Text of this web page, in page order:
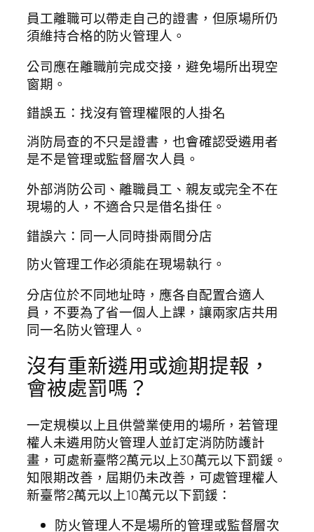
員工離職可以帶走自己的證書，但原場所仍
須維持合格的防火管理人。
公司應在離職前完成交接，避免場所出現空
窗期。
錯誤五：找沒有管理權限的人掛名
消防局查的不只是證書，也會確認受遴用者
是不是管理或監督層次人員。
外部消防公司、離職員工、親友或完全不在
現場的人，不適合只是借名掛任。
錯誤六：同一人同時掛兩間分店
防火管理工作必須能在現場執行。
分店位於不同地址時，應各自配置合適人
員，不要為了省一個人上課，讓兩家店共用
同一名防火管理人。
沒有重新遴用或逾期提報，
會被處罰嗎？
一定規模以上且供營業使用的場所，若管理
權人未遴用防火管理人並訂定消防防護計
畫，可處新臺幣2萬元以上30萬元以下罰鍰。
知限期改善，屆期仍未改善，可處管理權人
新臺幣2萬元以上10萬元以下罰鍰：
防火管理人不是場所的管理或監督層次